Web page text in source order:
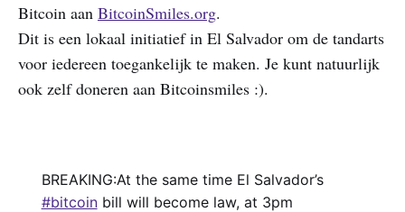
Bitcoin aan BitcoinSmiles.org.
Dit is een lokaal initiatief in El Salvador om de tandarts
voor iedereen toegankelijk te maken. Je kunt natuurlijk
ook zelf doneren aan Bitcoinsmiles :).
BREAKING:At the same time El Salvador’s
#bitcoinbill will become law, at 3pm